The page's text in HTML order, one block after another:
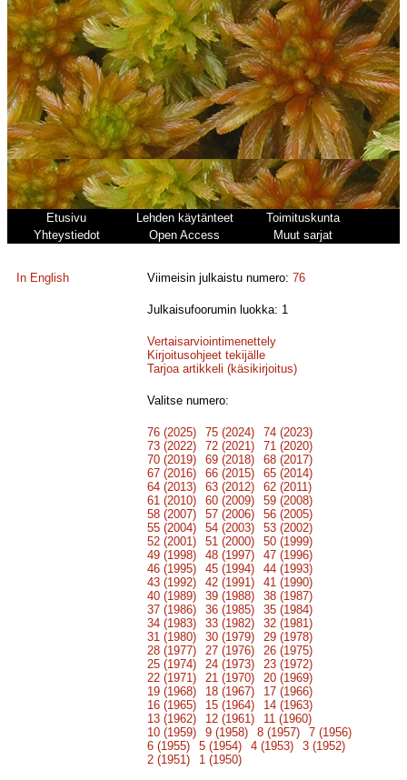
Etusivu Lehden käytänteet
Toimituskunta
Yhteystiedot
Open Access Muut sarjat
In English Viimeisin julkaistu numero:76
Julkaisufoorumin luokka: 1
Vertaisarviointimenettely
Kirjoitusohjeet tekijälle
Tarjoa artikkeli (käsikirjoitus)
Valitse numero:
76 (2025) 75 (2024)
74 (2023)
73 (2022)
72 (2021)
71 (2020)
70 (2019)
69 (2018)
68 (2017)
67 (2016)
66 (2015)
65 (2014)
64 (2013)
63 (2012)
62 (2011)
61 (2010)
60 (2009)
59 (2008)
58 (2007)
57 (2006)
56 (2005)
55 (2004)
54 (2003)
53 (2002)
52 (2001)
51 (2000)
50 (1999)
49 (1998)
48 (1997)
47 (1996)
46 (1995)
45 (1994)
44 (1993)
43 (1992)
42 (1991)
41 (1990)
40 (1989)
39 (1988)
38 (1987)
37 (1986)
36 (1985)
35 (1984)
34 (1983)
33 (1982)
32 (1981)
31 (1980)
30 (1979)
29 (1978)
28 (1977)
27 (1976)
26 (1975)
25 (1974)
24 (1973)
23 (1972)
22 (1971)
21 (1970)
20 (1969)
19 (1968)
18 (1967)
17 (1966)
16 (1965)
15 (1964)
14 (1963)
13 (1962)
12 (1961)
11 (1960)
10 (1959)
9 (1958) 8 (1957)
7 (1956)
6 (1955)
5 (1954) 4 (1953)
3 (1952)
2 (1951)
1 (1950)